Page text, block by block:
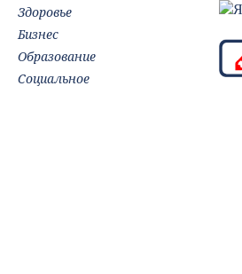
Здоровье
Бизнес
Образование
Социальное